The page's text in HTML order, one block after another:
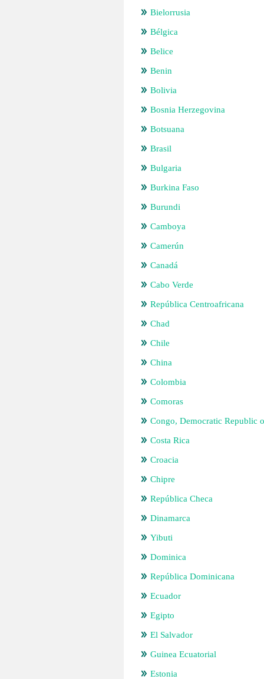
Bielorrusia
Bélgica
Belice
Benin
Bolivia
Bosnia Herzegovina
Botsuana
Brasil
Bulgaria
Burkina Faso
Burundi
Camboya
Camerún
Canadá
Cabo Verde
República Centroafricana
Chad
Chile
China
Colombia
Comoras
Congo, Democratic Republic
Costa Rica
Croacia
Chipre
República Checa
Dinamarca
Yibuti
Dominica
República Dominicana
Ecuador
Egipto
El Salvador
Guinea Ecuatorial
Estonia